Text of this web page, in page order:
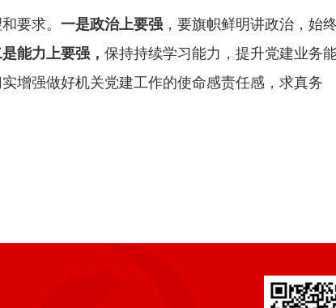
要求。 一是政治上要强 ，要旗帜鲜明讲政治，始
能力上要强， 保持持续学习能力，提升党建业务
增强做好机关党建工作的使命感责任感，求真务